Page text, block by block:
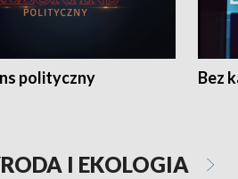
polityczny Bez
I EKOLOGIA